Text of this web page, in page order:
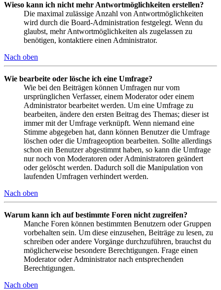
Wieso kann ich nicht mehr Antwortmöglichkeiten erstellen?
Die maximal zulässige Anzahl von Antwortmöglichkeiten
wird durch die Board-Administration festgelegt. Wenn du
glaubst, mehr Antwortmöglichkeiten als zugelassen zu
benötigen, kontaktiere einen Administrator.
Nach oben
Wie bearbeite oder lösche ich eine Umfrage?
Wie bei den Beiträgen können Umfragen nur vom
ursprünglichen Verfasser, einem Moderator oder einem
Administrator bearbeitet werden. Um eine Umfrage zu
bearbeiten, ändere den ersten Beitrag des Themas; dieser ist
immer mit der Umfrage verknüpft. Wenn niemand eine
Stimme abgegeben hat, dann können Benutzer die Umfrage
löschen oder die Umfrageoption bearbeiten. Sollte allerdings
schon ein Benutzer abgestimmt haben, so kann die Umfrage
nur noch von Moderatoren oder Administratoren geändert
oder gelöscht werden. Dadurch soll die Manipulation von
laufenden Umfragen verhindert werden.
Nach oben
Warum kann ich auf bestimmte Foren nicht zugreifen?
Manche Foren können bestimmten Benutzern oder Gruppen
vorbehalten sein. Um diese einzusehen, Beiträge zu lesen, zu
schreiben oder andere Vorgänge durchzuführen, brauchst du
möglicherweise besondere Berechtigungen. Frage einen
Moderator oder Administrator nach entsprechenden
Berechtigungen.
Nach oben